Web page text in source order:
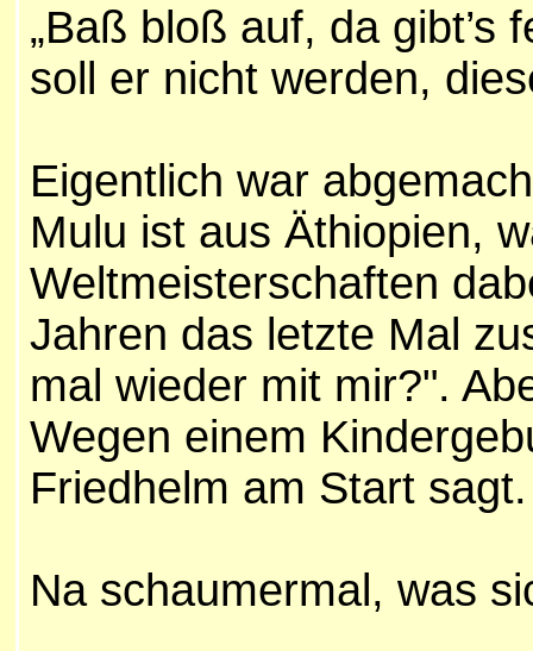
„Baß bloß auf, da gibt’s
soll er nicht werden,
Eigentlich war
Mulu ist aus Äthiopien,
Weltmeisterschaften
Jahren das letzte Mal
mal wieder mit mir?".
Wegen einem
Friedhelm am Start
Na schaumermal, was